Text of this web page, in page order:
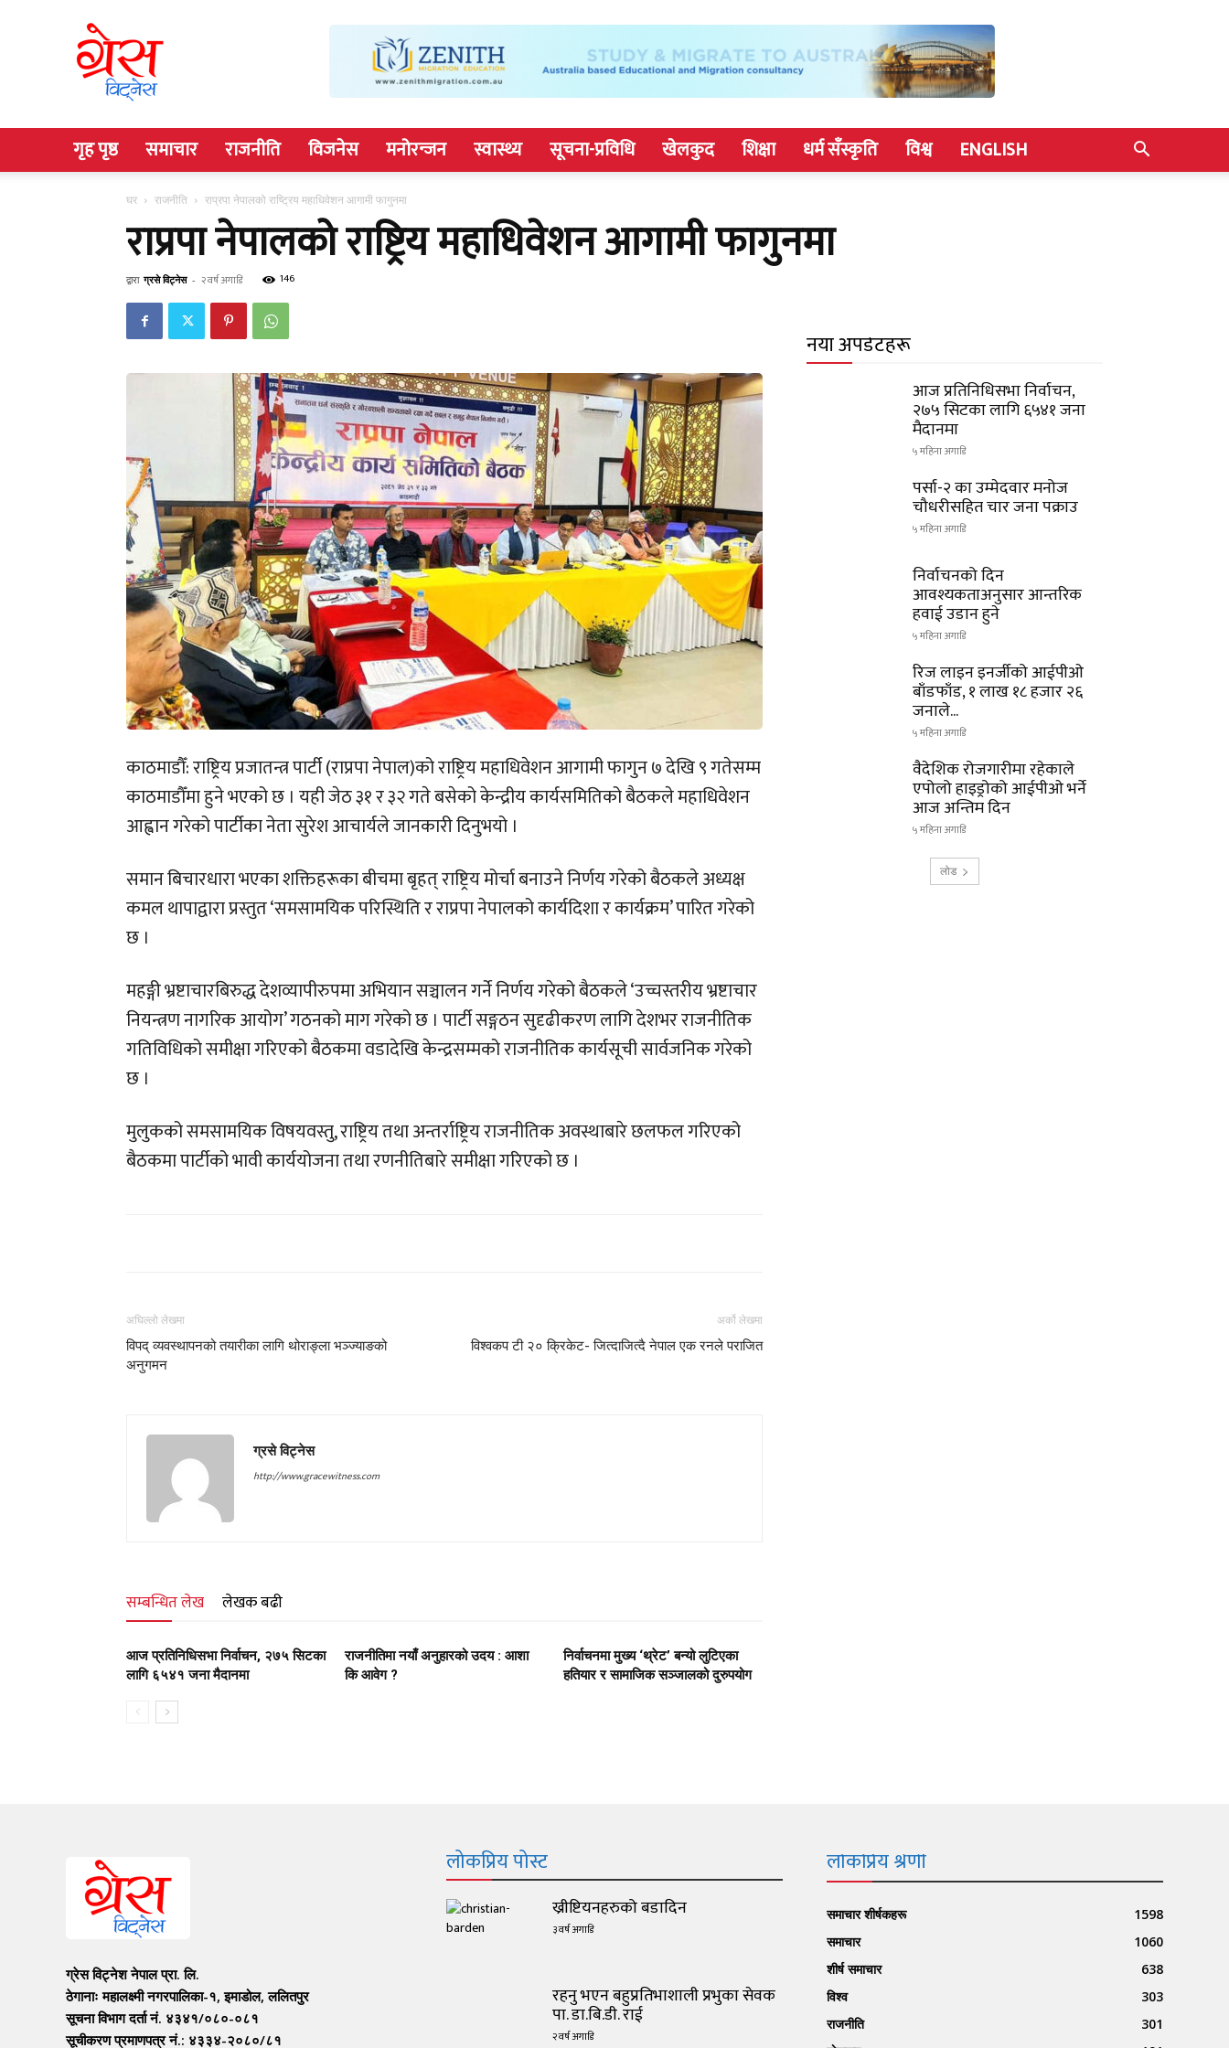
गृह पृष्ठ समाचार राजनीति विजनेस मनोरन्जन स्वास्थ्य सूचना-प्रविधि खेलकुद शिक्षा धर्म सँस्कृति विश्व ENGLISH
घर राजनीति राप्रपा नेपालको राष्ट्रिय महाधिवेशन आगामी फागुनमा
राप्रपा नेपालको राष्ट्रिय महाधिवेशन आगामी फागुनमा
द्वारा ग्रसे विट्नेस - २ वर्ष अगाडि 146
काठमाडौँ: राष्ट्रिय प्रजातन्त्र पार्टी (राप्रपा नेपाल)को राष्ट्रिय महाधिवेशन आगामी फागुन ७ देखि ९ गतेसम्म
काठमाडौँमा हुने भएको छ । यही जेठ ३१ र ३२ गते बसेको केन्द्रीय कार्यसमितिको बैठकले महाधिवेशन
आह्वान गरेको पार्टीका नेता सुरेश आचार्यले जानकारी दिनुभयो ।
समान बिचारधारा भएका शक्तिहरूका बीचमा बृहत् राष्ट्रिय मोर्चा बनाउने निर्णय गरेको बैठकले अध्यक्ष
कमल थापाद्वारा प्रस्तुत ‘समसामयिक परिस्थिति र राप्रपा नेपालको कार्यदिशा र कार्यक्रम’ पारित गरेको
छ ।
महङ्गी भ्रष्टाचारबिरुद्ध देशव्यापीरुपमा अभियान सञ्चालन गर्ने निर्णय गरेको बैठकले ‘उच्चस्तरीय भ्रष्टाचार
नियन्त्रण नागरिक आयोग’ गठनको माग गरेको छ । पार्टी सङ्गठन सुदृढीकरण लागि देशभर राजनीतिक
गतिविधिको समीक्षा गरिएको बैठकमा वडादेखि केन्द्रसम्मको राजनीतिक कार्यसूची सार्वजनिक गरेको
छ ।
मुलुकको समसामयिक विषयवस्तु, राष्ट्रिय तथा अन्तर्राष्ट्रिय राजनीतिक अवस्थाबारे छलफल गरिएको
बैठकमा पार्टीको भावी कार्ययोजना तथा रणनीतिबारे समीक्षा गरिएको छ ।
अघिल्लो लेखमा
विपद् व्यवस्थापनको तयारीका लागि थोराङ्ला भञ्ज्याङको
अनुगमन
अर्को लेखमा
विश्वकप टी २० क्रिकेट- जित्दाजित्दै नेपाल एक रनले पराजित
ग्रसे विट्नेस
http://www.gracewitness.com
सम्बन्धित लेख लेखक बढी
आज प्रतिनिधिसभा निर्वाचन, २७५ सिटका
लागि ६५४१ जना मैदानमा
राजनीतिमा नयाँ अनुहारको उदय : आशा
कि आवेग ?
निर्वाचनमा मुख्य ‘थ्रेट’ बन्यो लुटिएका
हतियार र सामाजिक सञ्जालको दुरुपयोग
नयाँ अपडेटहरू
आज प्रतिनिधिसभा निर्वाचन,
२७५ सिटका लागि ६५४१ जना
मैदानमा
५ महिना अगाडि
पर्सा-२ का उम्मेदवार मनोज
चौधरीसहित चार जना पक्राउ
५ महिना अगाडि
निर्वाचनको दिन
आवश्यकताअनुसार आन्तरिक
हवाई उडान हुने
५ महिना अगाडि
रिज लाइन इनर्जीको आईपीओ
बाँडफाँड, १ लाख १८ हजार २६
जनाले...
५ महिना अगाडि
वैदेशिक रोजगारीमा रहेकाले
एपोलो हाइड्रोको आईपीओ भर्ने
आज अन्तिम दिन
५ महिना अगाडि
लोड
ग्रेस विट्नेश नेपाल प्रा. लि.
ठेगानाः महालक्ष्मी नगरपालिका-१, इमाडोल, ललितपुर
सूचना विभाग दर्ता नं. ४३४१/०८०-०८१
सूचीकरण प्रमाणपत्र नं.: ४३३४-२०८०/८१
लोकप्रिय पोस्ट
ख्रीष्टियनहरुको बडादिन
३ वर्ष अगाडि
रहनु भएन बहुप्रतिभाशाली प्रभुका सेवक
पा. डा.बि.डी. राई
२ वर्ष अगाडि
लोकप्रिय श्रेणी
समाचार शीर्षकहरू
1598
समाचार
1060
शीर्ष समाचार
638
विश्व
303
राजनीति
301